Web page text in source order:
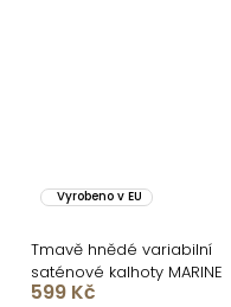
Vyrobeno v EU
Tmavě hnědé variabilní
saténové kalhoty MARINE
599 Kč